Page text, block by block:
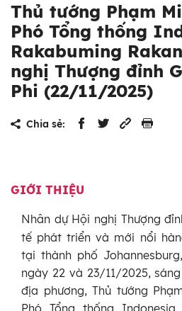
Thủ tướng Phạm
Phó Tổng thống
Rakabuming
nghị Thượng đỉnh
Phi (22/11/2025)
Chia sẻ:
GIỚI THIỆU
Nhân dự Hội nghị Thượng
tế phát triển và mới nổi
tại thành phố
ngày 22 và 23/11/2025,
địa phương, Thủ tướng